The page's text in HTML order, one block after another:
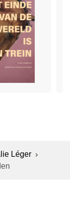
Léger